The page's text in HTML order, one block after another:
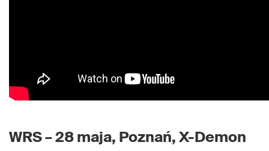
WRS – 28 maja, Poznań, X-Demon